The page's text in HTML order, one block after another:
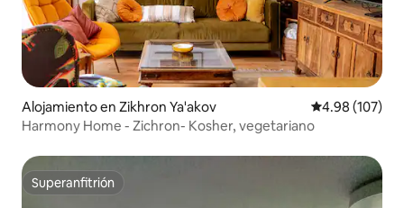
Alojamiento en Zikhron Ya'akov Calificación
4.98 (107)
Harmony Home - Zichron- Kosher, vegetariano
Superanfitrión
Superanfitrión